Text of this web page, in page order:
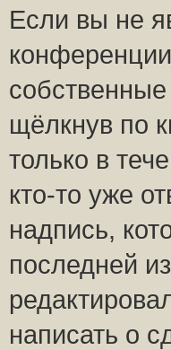
Если вы не
щёлкнув по
только в
кто-то уже
надпись,
последней
написать о